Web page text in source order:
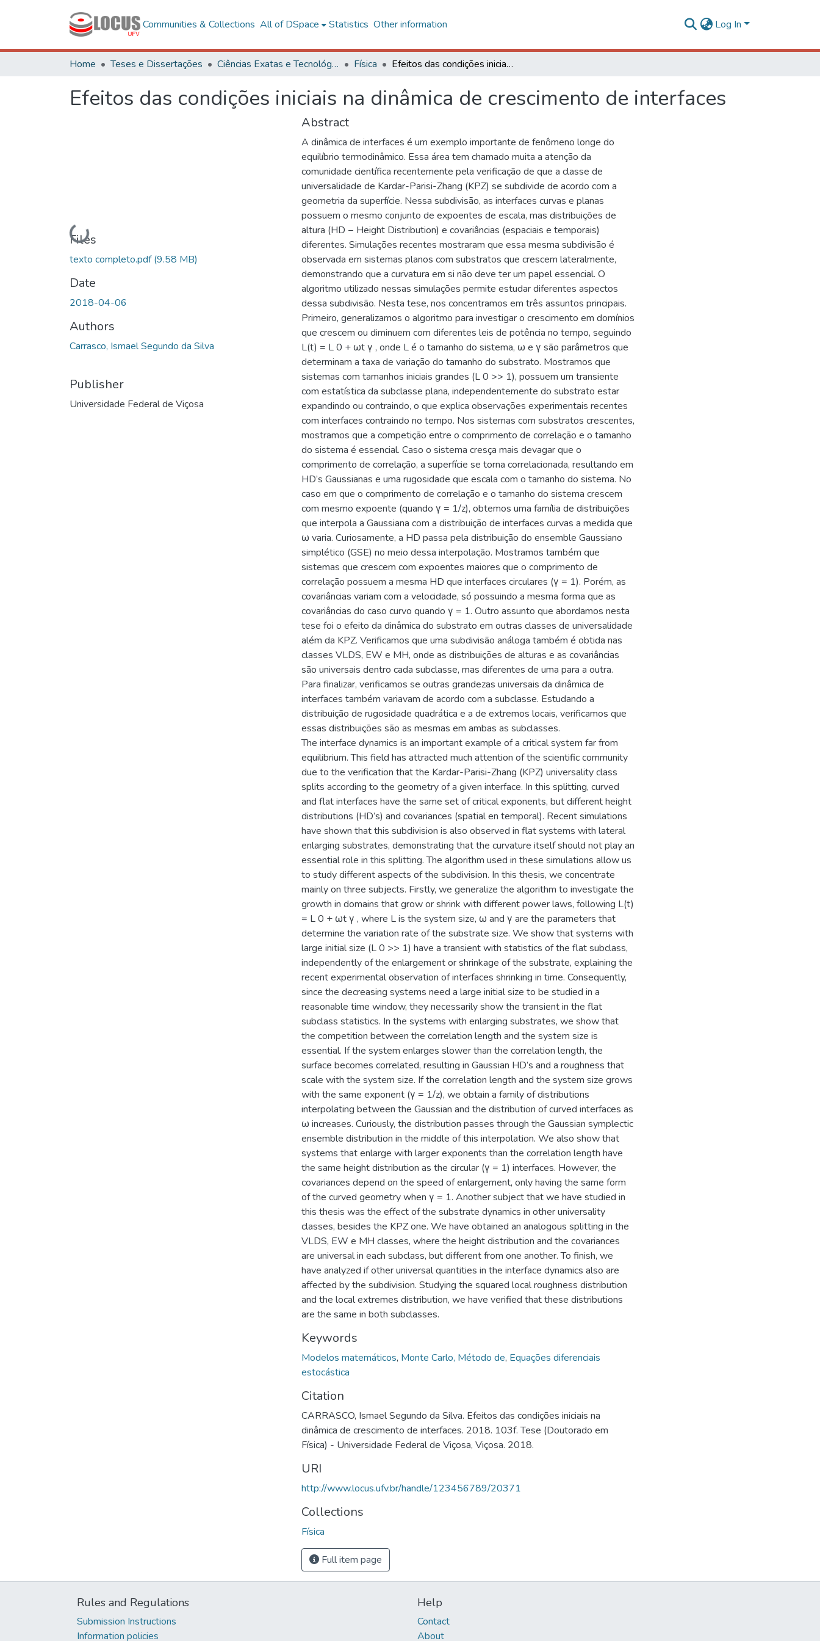
Communities & Collections All of DSpace Statistics Other information Log In
Home Teses e Dissertações Ciências Exatas e Tecnológicas Física Efeitos das condições iniciais na dinâmica de crescimento de interfaces
Efeitos das condições iniciais na dinâmica de crescimento de interfaces
Loading...
Files
texto completo.pdf(9.58 MB)
Date
2018-04-06
Authors
Carrasco, Ismael Segundo da Silva
Publisher
Universidade Federal de Viçosa
Abstract
A dinâmica de interfaces é um exemplo importante de fenômeno longe do
equilíbrio termodinâmico. Essa área tem chamado muita a atenção da
comunidade científica recentemente pela verificação de que a classe de
universalidade de Kardar-Parisi-Zhang (KPZ) se subdivide de acordo com a
geometria da superfície. Nessa subdivisão, as interfaces curvas e planas
possuem o mesmo conjunto de expoentes de escala, mas distribuições de
altura (HD − Height Distribution) e covariâncias (espaciais e temporais)
diferentes. Simulações recentes mostraram que essa mesma subdivisão é
observada em sistemas planos com substratos que crescem lateralmente,
demonstrando que a curvatura em si não deve ter um papel essencial. O
algoritmo utilizado nessas simulações permite estudar diferentes aspectos
dessa subdivisão. Nesta tese, nos concentramos em três assuntos principais.
Primeiro, generalizamos o algoritmo para investigar o crescimento em domínios
que crescem ou diminuem com diferentes leis de potência no tempo, seguindo
L(t) = L 0 + ωt γ , onde L é o tamanho do sistema, ω e γ são parâmetros que
determinam a taxa de variação do tamanho do substrato. Mostramos que
sistemas com tamanhos iniciais grandes (L 0 >> 1), possuem um transiente
com estatística da subclasse plana, independentemente do substrato estar
expandindo ou contraindo, o que explica observações experimentais recentes
com interfaces contraindo no tempo. Nos sistemas com substratos crescentes,
mostramos que a competição entre o comprimento de correlação e o tamanho
do sistema é essencial. Caso o sistema cresça mais devagar que o
comprimento de correlação, a superfície se torna correlacionada, resultando em
HD’s Gaussianas e uma rugosidade que escala com o tamanho do sistema. No
caso em que o comprimento de correlação e o tamanho do sistema crescem
com mesmo expoente (quando γ = 1/z), obtemos uma família de distribuições
que interpola a Gaussiana com a distribuição de interfaces curvas a medida que
ω varia. Curiosamente, a HD passa pela distribuição do ensemble Gaussiano
simplético (GSE) no meio dessa interpolação. Mostramos também que
sistemas que crescem com expoentes maiores que o comprimento de
correlação possuem a mesma HD que interfaces circulares (γ = 1). Porém, as
covariâncias variam com a velocidade, só possuindo a mesma forma que as
covariâncias do caso curvo quando γ = 1. Outro assunto que abordamos nesta
tese foi o efeito da dinâmica do substrato em outras classes de universalidade
além da KPZ. Verificamos que uma subdivisão análoga também é obtida nas
classes VLDS, EW e MH, onde as distribuições de alturas e as covariâncias
são universais dentro cada subclasse, mas diferentes de uma para a outra.
Para finalizar, verificamos se outras grandezas universais da dinâmica de
interfaces também variavam de acordo com a subclasse. Estudando a
distribuição de rugosidade quadrática e a de extremos locais, verificamos que
essas distribuições são as mesmas em ambas as subclasses.
The interface dynamics is an important example of a critical system far from
equilibrium. This field has attracted much attention of the scientific community
due to the verification that the Kardar-Parisi-Zhang (KPZ) universality class
splits according to the geometry of a given interface. In this splitting, curved
and flat interfaces have the same set of critical exponents, but different height
distributions (HD’s) and covariances (spatial en temporal). Recent simulations
have shown that this subdivision is also observed in flat systems with lateral
enlarging substrates, demonstrating that the curvature itself should not play an
essential role in this splitting. The algorithm used in these simulations allow us
to study different aspects of the subdivision. In this thesis, we concentrate
mainly on three subjects. Firstly, we generalize the algorithm to investigate the
growth in domains that grow or shrink with different power laws, following L(t)
= L 0 + ωt γ , where L is the system size, ω and γ are the parameters that
determine the variation rate of the substrate size. We show that systems with
large initial size (L 0 >> 1) have a transient with statistics of the flat subclass,
independently of the enlargement or shrinkage of the substrate, explaining the
recent experimental observation of interfaces shrinking in time. Consequently,
since the decreasing systems need a large initial size to be studied in a
reasonable time window, they necessarily show the transient in the flat
subclass statistics. In the systems with enlarging substrates, we show that
the competition between the correlation length and the system size is
essential. If the system enlarges slower than the correlation length, the
surface becomes correlated, resulting in Gaussian HD’s and a roughness that
scale with the system size. If the correlation length and the system size grows
with the same exponent (γ = 1/z), we obtain a family of distributions
interpolating between the Gaussian and the distribution of curved interfaces as
ω increases. Curiously, the distribution passes through the Gaussian symplectic
ensemble distribution in the middle of this interpolation. We also show that
systems that enlarge with larger exponents than the correlation length have
the same height distribution as the circular (γ = 1) interfaces. However, the
covariances depend on the speed of enlargement, only having the same form
of the curved geometry when γ = 1. Another subject that we have studied in
this thesis was the effect of the substrate dynamics in other universality
classes, besides the KPZ one. We have obtained an analogous splitting in the
VLDS, EW e MH classes, where the height distribution and the covariances
are universal in each subclass, but different from one another. To finish, we
have analyzed if other universal quantities in the interface dynamics also are
affected by the subdivision. Studying the squared local roughness distribution
and the local extremes distribution, we have verified that these distributions
are the same in both subclasses.
Keywords
Modelos matemáticos, Monte Carlo, Método de, Equações diferenciais
estocástica
Citation
CARRASCO, Ismael Segundo da Silva. Efeitos das condições iniciais na
dinâmica de crescimento de interfaces. 2018. 103f. Tese (Doutorado em
Física) - Universidade Federal de Viçosa, Viçosa. 2018.
URI
http://www.locus.ufv.br/handle/123456789/20371
Collections
Física
Full item page
Rules and Regulations
Submission Instructions
Information policies
Help
Contact
About